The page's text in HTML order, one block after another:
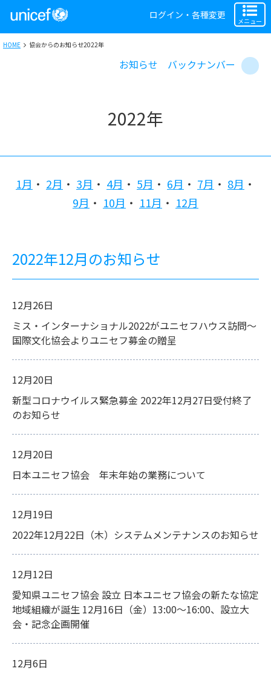
ログイン・各種変更
メニュー
HOME 協会からのお知らせ2022年
お知らせ バックナンバー
2022年
1月 2月 3月 4月 5月 6月 7月
8月
9月
10月 11月 12月
2022年12月のお知らせ
12月26日
ミス・インターナショナル2022がユニセフハウス訪問～
国際文化協会よりユニセフ募金の贈呈
12月20日
新型コロナウイルス緊急募金 2022年12月27日受付終了
のお知らせ
12月20日
日本ユニセフ協会 年末年始の業務について
12月19日
2022年12月22日（木）システムメンテナンスのお知らせ
12月12日
愛知県ユニセフ協会 設立 日本ユニセフ協会の新たな協定
地域組織が誕生 12月16日（金）13:00～16:00、設立大
会・記念企画開催
12月6日